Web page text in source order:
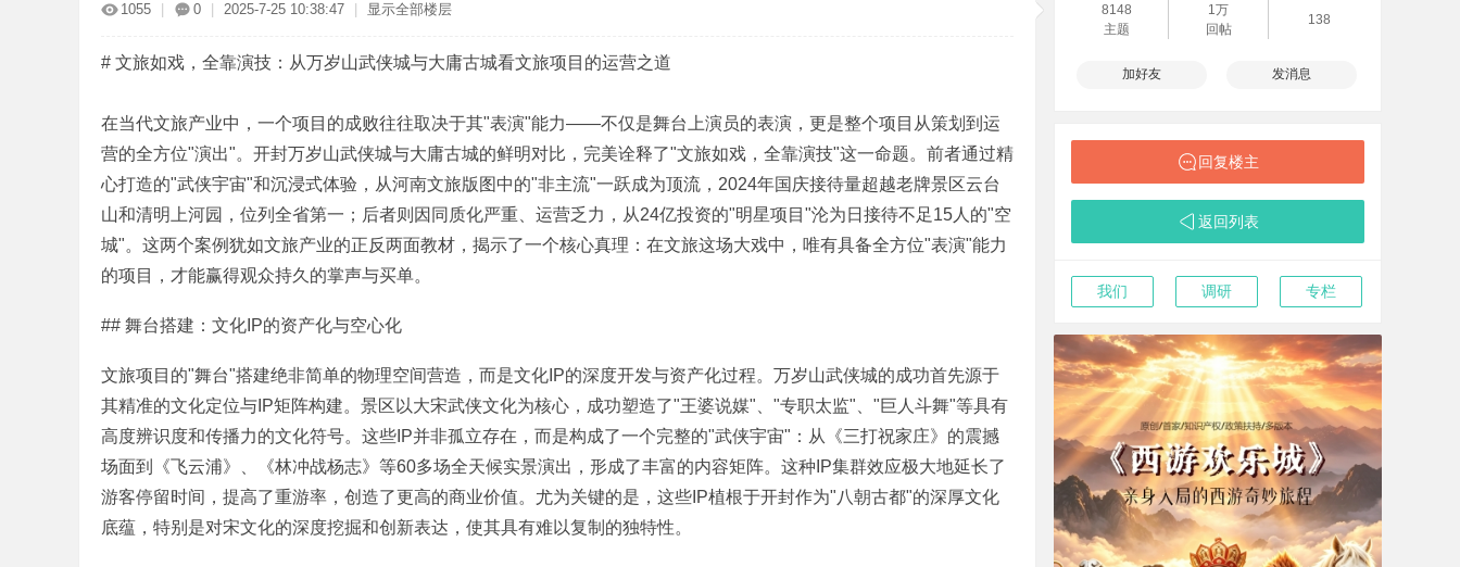
1055 0 2025-7-25 10:38:47 显示全部楼层
# 文旅如戏，全靠演技：从万岁山武侠城与大庸古城看文旅项目的运营之道
在当代文旅产业中，一个项目的成败往往取决于其"表演"能力——不仅是舞台上演员的表演，更是整个项目从策划到运
营的全方位"演出"。开封万岁山武侠城与大庸古城的鲜明对比，完美诠释了"文旅如戏，全靠演技"这一命题。前者通过精
心打造的"武侠宇宙"和沉浸式体验，从河南文旅版图中的"非主流"一跃成为顶流，2024年国庆接待量超越老牌景区云台
山和清明上河园，位列全省第一；后者则因同质化严重、运营乏力，从24亿投资的"明星项目"沦为日接待不足15人的"空
城"。这两个案例犹如文旅产业的正反两面教材，揭示了一个核心真理：在文旅这场大戏中，唯有具备全方位"表演"能力
的项目，才能赢得观众持久的掌声与买单。
## 舞台搭建：文化IP的资产化与空心化
文旅项目的"舞台"搭建绝非简单的物理空间营造，而是文化IP的深度开发与资产化过程。万岁山武侠城的成功首先源于
其精准的文化定位与IP矩阵构建。景区以大宋武侠文化为核心，成功塑造了"王婆说媒"、"专职太监"、"巨人斗舞"等具有
高度辨识度和传播力的文化符号。这些IP并非孤立存在，而是构成了一个完整的"武侠宇宙"：从《三打祝家庄》的震撼
场面到《飞云浦》、《林冲战杨志》等60多场全天候实景演出，形成了丰富的内容矩阵。这种IP集群效应极大地延长了
游客停留时间，提高了重游率，创造了更高的商业价值。尤为关键的是，这些IP植根于开封作为"八朝古都"的深厚文化
底蕴，特别是对宋文化的深度挖掘和创新表达，使其具有难以复制的独特性。
8148
主题
1万
回帖
138
加好友 发消息
回复楼主
返回列表
我们 调研 专栏